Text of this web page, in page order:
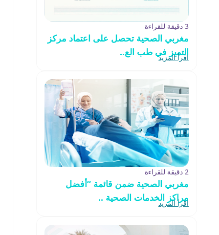
3 دقيقة للقراءة
مغربي الصحية تحصل على اعتماد مركز
التميز في طب الع..
اقرأ المزيد
2 دقيقة للقراءة
مغربي الصحية ضمن قائمة “أفضل
مراكز الخدمات الصحية ..
اقرأ المزيد